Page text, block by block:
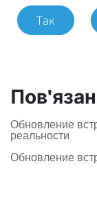
Так
Обновление
реальности
Обновление